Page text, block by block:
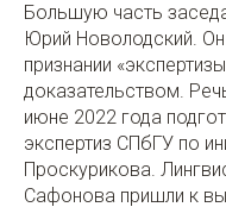
Большую часть
Юрий Новолодский.
признании
доказательством.
июне 2022 года
экспертиз СПбГУ по
Проскурикова.
Сафонова пришли к